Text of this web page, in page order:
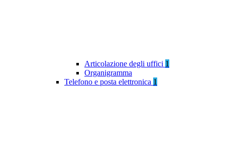
Articolazione degli uffici 1
Organigramma
Telefono e posta elettronica 1